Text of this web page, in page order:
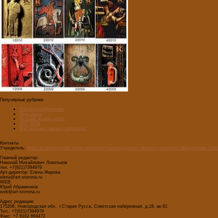
Популярные рубрики
Мастера модернизма
Педсоветы
Детский дизайн-центр
ART WEB
Мастерская главного редактора
Контакты
Учредитель: АНО «Старорусский Центр интеллектуально-художественного развития «Введенская
Главный редактор:
Николай Михайлович Локотьков
тел. +7(921)7394979
Арт-директор: Елена Жирова
elena@art-storona.ru
WEB:
Юрий Абраменков
web@art-storona.ru
Адрес редакции:
175206, Новгородская обл., г.Старая Русса, Советская набережная, д.18, кв.61
Тел.: +7(921)7394979
Факс: +7 8162 664472